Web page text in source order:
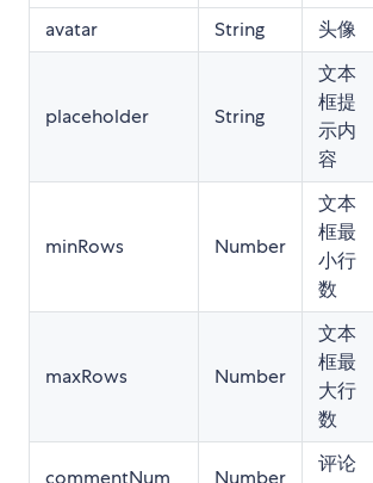
avatar String 头像
placeholder String
文本
框提
示内
容
minRows Number
文本
框最
小行
数
maxRows Number
文本
框最
大行
数
commentNum Number
评论